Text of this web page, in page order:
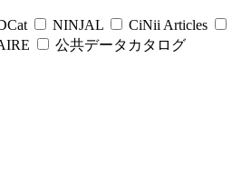
NINJAL CiNii Articles
公共データカタログ